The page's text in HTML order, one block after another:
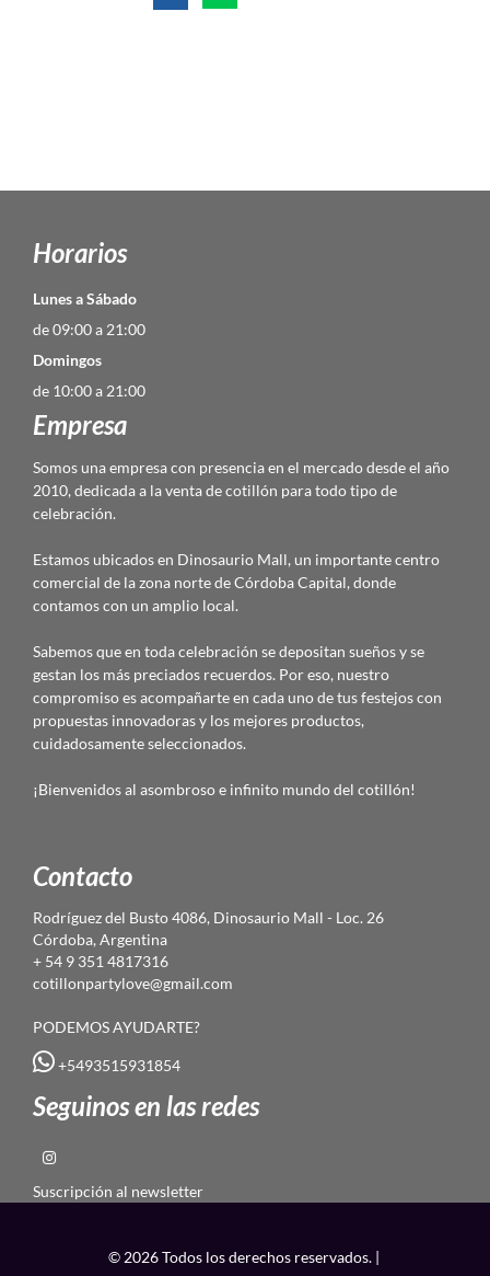
Horarios
Lunes a Sábado
de 09:00 a 21:00
Domingos
de 10:00 a 21:00
Empresa
Somos una empresa con presencia en el mercado desde el año
2010, dedicada a la venta de cotillón para todo tipo de
celebración.
Estamos ubicados en Dinosaurio Mall, un importante centro
comercial de la zona norte de Córdoba Capital, donde
contamos con un amplio local.
Sabemos que en toda celebración se depositan sueños y se
gestan los más preciados recuerdos. Por eso, nuestro
compromiso es acompañarte en cada uno de tus festejos con
propuestas innovadoras y los mejores productos,
cuidadosamente seleccionados.
¡Bienvenidos al asombroso e infinito mundo del cotillón!
Contacto
Rodríguez del Busto 4086, Dinosaurio Mall - Loc. 26
Córdoba, Argentina
+ 54 9 351 4817316
cotillonpartylove@gmail.com
PODEMOS AYUDARTE?
+5493515931854
Seguinos en las redes
Suscripción al newsletter
© 2026 Todos los derechos reservados. |